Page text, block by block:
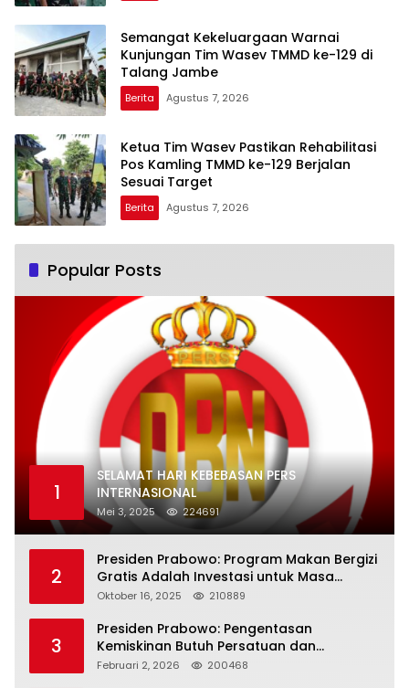
Semangat Kekeluargaan Warnai
Kunjungan Tim Wasev TMMD ke-129 di
Talang Jambe
Berita Agustus 7, 2026
Ketua Tim Wasev Pastikan Rehabilitasi
Pos Kamling TMMD ke-129 Berjalan
Sesuai Target
Berita Agustus 7, 2026
Popular Posts
1
SELAMAT HARI KEBEBASAN PERS
INTERNASIONAL
Mei 3, 2025 224691
2
Presiden Prabowo: Program Makan Bergizi
Gratis Adalah Investasi untuk Masa
Depan Bangsa
Oktober 16, 2025 210889
3
Presiden Prabowo: Pengentasan
Kemiskinan Butuh Persatuan dan
Kepemimpinan yang Bertanggung Jawab
Februari 2, 2026 200468